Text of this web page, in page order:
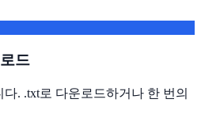
드
. .txt로 다운로드하거나 한 번의